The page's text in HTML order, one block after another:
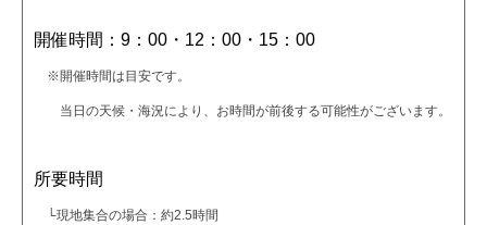
開催時間：9：00・12：00・15：00
※開催時間は目安です。
当日の天候・海況により、お時間が前後する可能性がございます。
所要時間
└現地集合の場合：約2.5時間